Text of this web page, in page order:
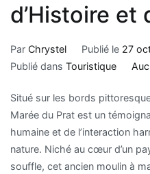
d’Histoire et
Par Chrystel Publié le 27
Publié dans Touristique
Situé sur les bords
Marée du Prat est un
humaine et de l’interaction
nature. Niché au cœur d’un
souffle, cet ancien moulin à